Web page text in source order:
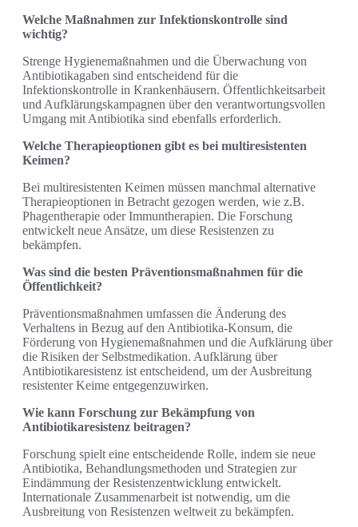
Welche Maßnahmen zur Infektionskontrolle sind
wichtig?
Strenge Hygienemaßnahmen und die Überwachung von
Antibiotikagaben sind entscheidend für die
Infektionskontrolle in Krankenhäusern. Öffentlichkeitsarbeit
und Aufklärungskampagnen über den verantwortungsvollen
Umgang mit Antibiotika sind ebenfalls erforderlich.
Welche Therapieoptionen gibt es bei multiresistenten
Keimen?
Bei multiresistenten Keimen müssen manchmal alternative
Therapieoptionen in Betracht gezogen werden, wie z.B.
Phagentherapie oder Immuntherapien. Die Forschung
entwickelt neue Ansätze, um diese Resistenzen zu
bekämpfen.
Was sind die besten Präventionsmaßnahmen für die
Öffentlichkeit?
Präventionsmaßnahmen umfassen die Änderung des
Verhaltens in Bezug auf den Antibiotika-Konsum, die
Förderung von Hygienemaßnahmen und die Aufklärung über
die Risiken der Selbstmedikation. Aufklärung über
Antibiotikaresistenz ist entscheidend, um der Ausbreitung
resistenter Keime entgegenzuwirken.
Wie kann Forschung zur Bekämpfung von
Antibiotikaresistenz beitragen?
Forschung spielt eine entscheidende Rolle, indem sie neue
Antibiotika, Behandlungsmethoden und Strategien zur
Eindämmung der Resistenzentwicklung entwickelt.
Internationale Zusammenarbeit ist notwendig, um die
Ausbreitung von Resistenzen weltweit zu bekämpfen.